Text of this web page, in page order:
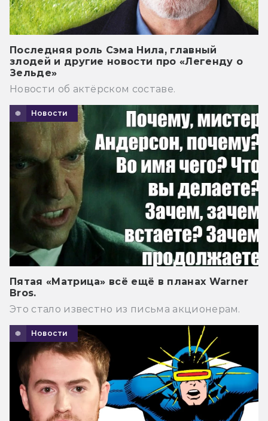
Последняя роль Сэма Нила, главный
злодей и другие новости про «Легенду о
Зельде»
Новости об актёрском составе.
Новости
Пятая «Матрица» всё ещё в планах Warner
Bros.
Это стало известно из письма акционерам.
Новости